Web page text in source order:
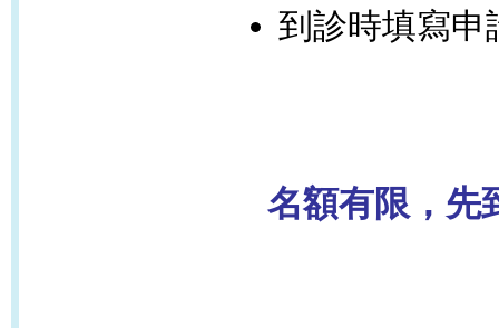
到診時填寫申
名額有限，先